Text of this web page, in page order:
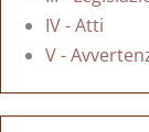
IV - Atti
V -